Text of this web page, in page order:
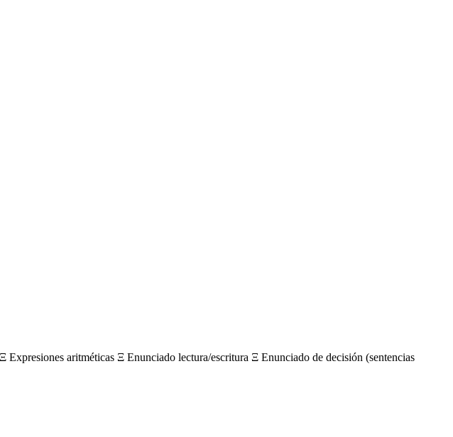
aritméticas Ξ Enunciado lectura/escritura Ξ Enunciado de decisión (sentencias